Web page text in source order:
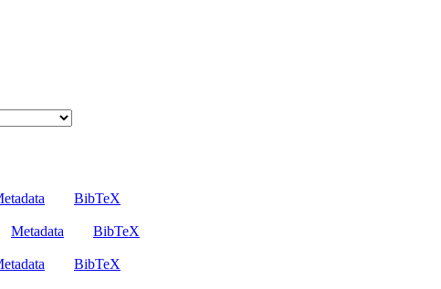
BibTeX
Metadata
BibTeX
BibTeX